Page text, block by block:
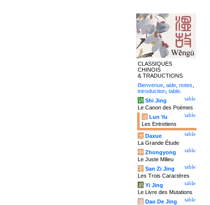
CLASSIQUES
CHINOIS
& TRADUCTIONS
Bienvenue aide notes
introduction table
table
诗 Shi Jing
Le Canon des Poèmes
table
论 Lun Yu
Les Entretiens
table
大 Daxue
La Grande Étude
table
中 Zhongyong
Le Juste Milieu
table
字 San Zi Jing
Les Trois Caractères
table
易 Yi Jing
Le Livre des Mutations
table
道 Dao De Jing